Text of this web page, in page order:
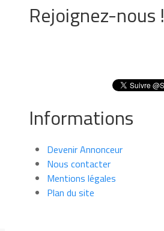
Rejoignez-nous !
Informations
Devenir Annonceur
Nous contacter
Mentions légales
Plan du site